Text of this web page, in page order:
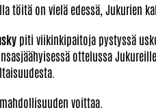
töitä on vielä edessä, Jukurien
piti viikinkipaitoja pystyssä
ottelussa
voittaa.